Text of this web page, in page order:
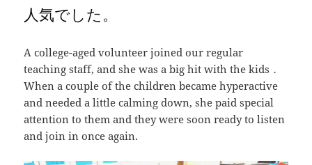
人気でした。
A college-aged volunteer joined our regular
teaching staff, and she was a big hit with the kids．
When a couple of the children became hyperactive
and needed a little calming down, she paid special
attention to them and they were soon ready to listen
and join in once again.